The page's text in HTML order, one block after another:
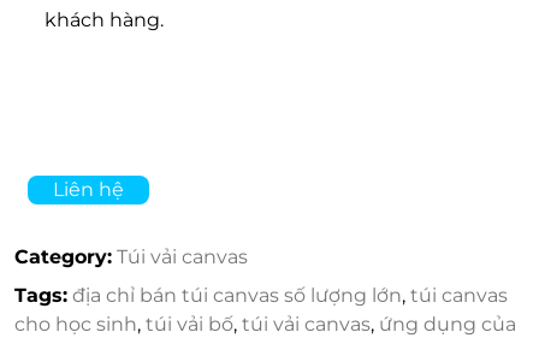
khách hàng.
Liên hệ
Category: Túi vải canvas
Tags: địa chỉ bán túi canvas số lượng lớn, túi canvas
cho học sinh, túi vải bố, túi vải canvas, ứng dụng của